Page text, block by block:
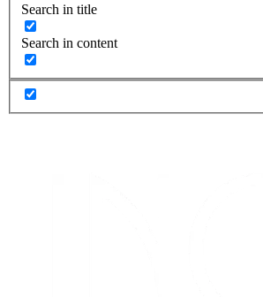
Search in title
Search in content